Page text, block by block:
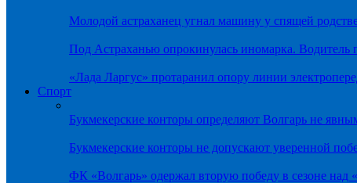
Молодой астраханец угнал машину у спящей
Под Астраханью опрокинулась иномарка. Водитель
«Лада Ларгус» протаранил опору линии
Спорт
Букмекерские конторы определяют Волгарь не
Букмекерские конторы не допускают уверенной
ФК «Волгарь» одержал вторую победу в сезоне